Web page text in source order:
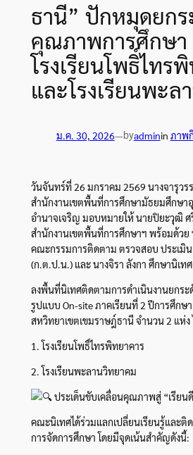
ธานี” ปักหมุดยก
คุณภาพการศึกษ
โรงเรียนโพธิ์ไทร
และโรงเรียนพะ
ม.ค. 30, 2026—byadminin ภาพ
วันจันทร์ที่ 26 มกราคม 2569 นางจารุว
สำนักงานเขตพื้นที่การศึกษามัธยมศึกษา
อำนาจเจริญ มอบหมายให้ นายปิยะวุฒิ ศ
สำนักงานเขตพื้นที่การศึกษาฯ พร้อมด้วย
คณะกรรมการติดตาม ตรวจสอบ ประเมิ
(ก.ต.ป.น.) และ นางจิรา ลังกา ศึกษานิเ
ลงพื้นที่นิเทศติดตามการดำเนินงานยกร
รูปแบบ On-site ภาคเรียนที่ 2 ปีการศึกษ
สหวิทยาเขตเขมราษฎ์ธานี จำนวน 2 แห่ง
1. โรงเรียนโพธิ์ไทรพิทยาคาร
2. โรงเรียนพะลานวิทยาคม
ประเด็นขับเคลื่อนคุณภาพสู่ “เรียน
คณะนิเทศได้ร่วมแลกเปลี่ยนเรียนรู้และติ
การจัดการศึกษา โดยมีจุดเน้นสำคัญดังนี้: